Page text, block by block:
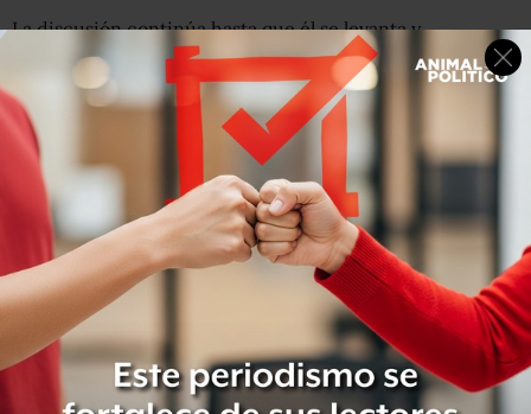
La discusión continúa hasta que él se levanta y
desaparece de la pantalla. En seguida se oye un ruido
fuerte parecido seguido de un lamento.
"¡ Maldito maltratador de mujeres
de haberle golpeado en la cara.
El hombre vuelve a sentarse frente a la cámara e intenta
retomar la partida. Ella le exige que le pida disculpas y él
le responde que lo hará, pero "pronto". La mujer insiste y
MrDeadMoth se vuelve a levantar y salir de vista, esta vez
de manera más agresiva.